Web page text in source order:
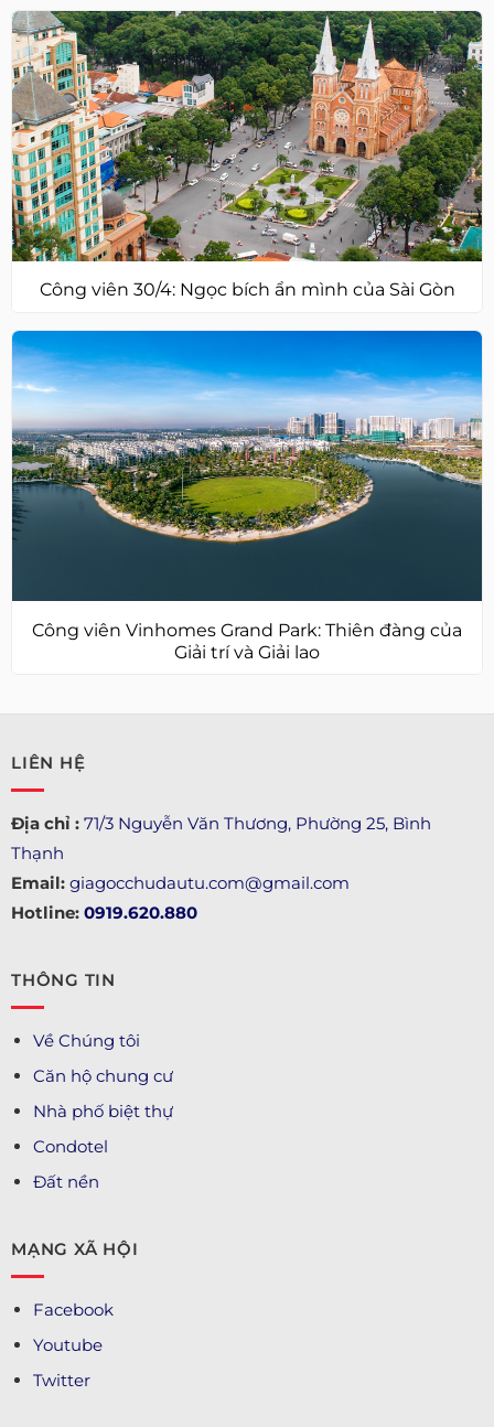
Công viên 30/4: Ngọc bích ẩn mình của Sài Gòn
Công viên Vinhomes Grand Park: Thiên đàng của
Giải trí và Giải lao
LIÊN HỆ
Địa chỉ : 71/3 Nguyễn Văn Thương, Phường 25, Bình
Thạnh
Email: giagocchudautu.com@gmail.com
Hotline: 0919.620.880
THÔNG TIN
Về Chúng tôi
Căn hộ chung cư
Nhà phố biệt thự
Condotel
Đất nền
MẠNG XÃ HỘI
Facebook
Youtube
Twitter